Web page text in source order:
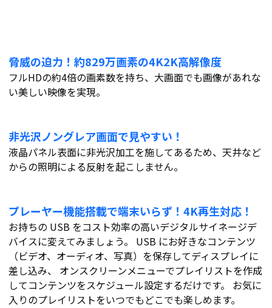
脅威の迫力！約829万画素の4K2K高解像度
フルHDの約4倍の画素数を持ち、大画面でも画像があれな
い美しい映像を実現。
非光沢ノングレア画面で見やすい！
液晶パネル表面に非光沢加工を施してあるため、天井など
からの照明による反射を起こしません。
プレーヤー機能搭載で端末いらず！4K再生対応！
お持ちの USB をコスト効率の高いデジタルサイネージデ
バイスに変えてみましょう。 USB にお好きなコンテンツ
（ビデオ、オーディオ、写真）を保存してディスプレイに
差し込み、 オンスクリーンメニューでプレイリストを作成
してコンテンツをスケジュール設定するだけです。 お気に
入りのプレイリストをいつでもどこでも楽しめます。